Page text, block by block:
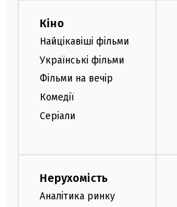
Кіно
Найцікавіші фільми
Українські фільми
Фільми на вечір
Комедії
Серіали
Нерухомість
Аналітика ринку